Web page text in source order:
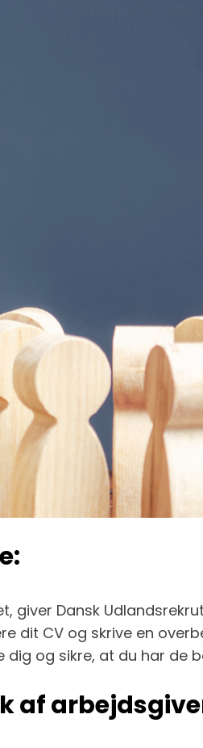
Dansk
dit CV og skrive en
og sikre, at du har de
af